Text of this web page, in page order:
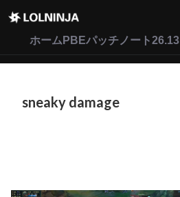
ホーム PBEパッチノート26.13
sneaky damage